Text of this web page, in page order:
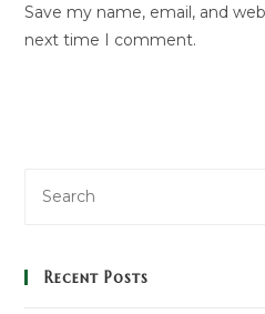
(optional)
Save my name, email, and
next time I comment.
Recent Posts